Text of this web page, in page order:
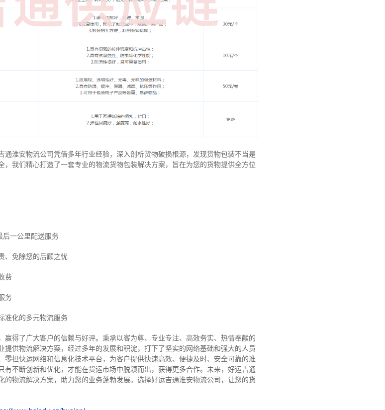
淮安物流公司凭借多年行业经验，深入剖析货物破损根源，发现货物包装不当是
我们精心打造了一套专业的物流货物包装解决方案，旨在为您的货物提供全方位
后一公里配送服务
、免除您的后顾之忧
费
务
准化的多元物流服务
得了广大客户的信赖与好评。 秉承以客为尊、专业专注、高效务实、热情奉献的
供物流解决方案，经过多年的发展和积淀，打下了坚实的网络基础和强大的人员
担快运网络和信息化技术平台，为客户提供快速高效、便捷及时、安全可靠的淮
不断创新和优化，才能在货运市场中脱颖而出，获得更多合作。 未来，好运吉通
物流解决方案，助力您的业务蓬勃发展。选择好运吉通淮安物流公司，让您的货